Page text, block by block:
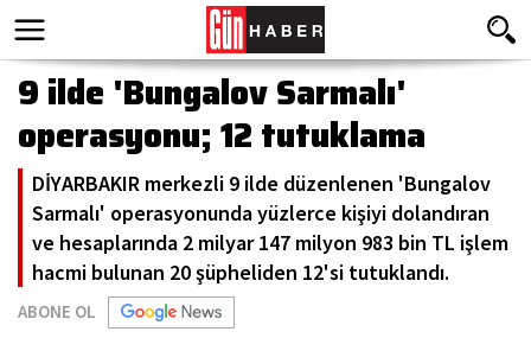
9 ilde 'Bungalov Sarmalı'
operasyonu; 12 tutuklama
DİYARBAKIR merkezli 9 ilde düzenlenen 'Bungalov
Sarmalı' operasyonunda yüzlerce kişiyi dolandıran
ve hesaplarında 2 milyar 147 milyon 983 bin TL işlem
hacmi bulunan 20 şüpheliden 12'si tutuklandı.
ABONE OL